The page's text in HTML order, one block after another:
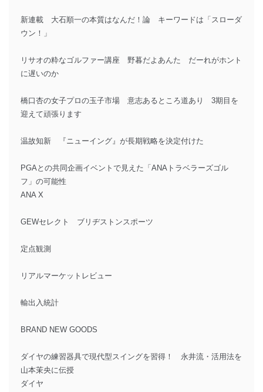
新連載 大石順一の本質はなんだ！論 キーワードは「スローダ
ウン！」
リサオの粋なゴルファー講座 野暮だよあんた だーれがホント
に遅いのか
橋口杏の女子プロの玉子市場 意志あるところ道あり 3期目を
迎えて頑張ります
温故知新 『ニューイング』が長期戦略を決定付けた
PGAとの共同企画イベントで見えた「ANAトラベラーズゴル
フ」の可能性
ANA X
GEWセレクト ブリヂストンスポーツ
定点観測
リアルマーケットレビュー
輸出入統計
BRAND NEW GOODS
ダイヤの練習器具で現代型スイングを習得！ 永井流・活用法を
山本茉央に伝授
ダイヤ